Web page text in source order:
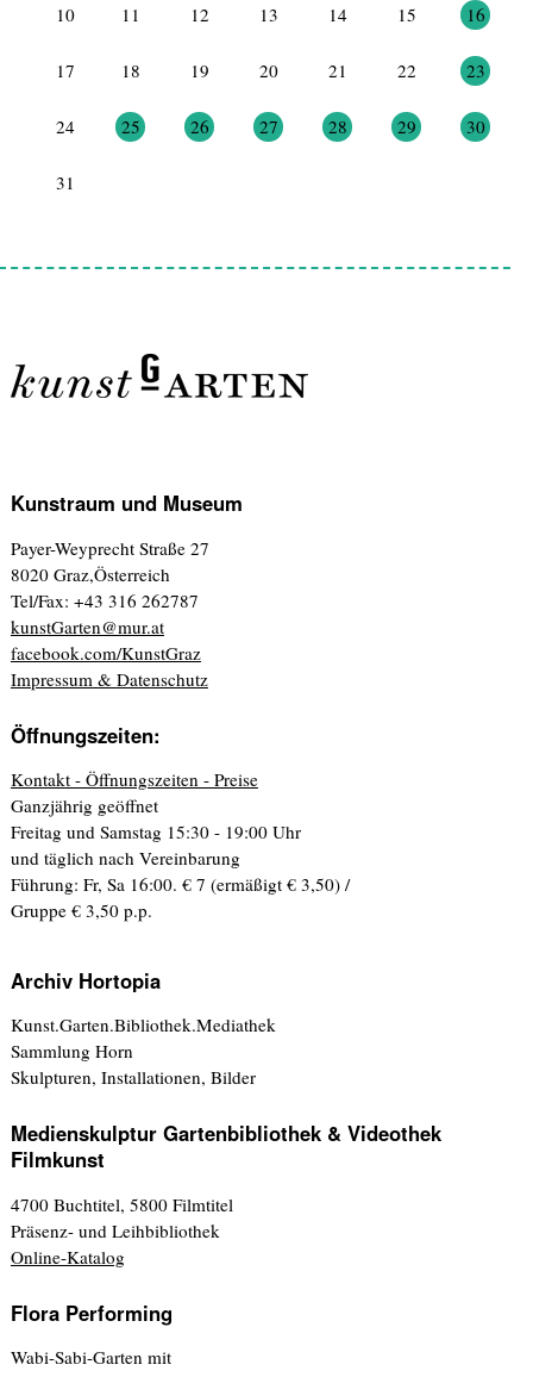
10 11 12 13 14 15 16
17 18 19 20 21 22 23
24 25 26 27 28 29 30
31
Kunstraum und Museum
Payer-Weyprecht Straße 27
8020 Graz,Österreich
Tel/Fax: +43 316 262787
kunstGarten@mur.at
facebook.com/KunstGraz
Impressum & Datenschutz
Öffnungszeiten:
Kontakt - Öffnungszeiten - Preise
Ganzjährig geöffnet
Freitag und Samstag 15:30 - 19:00 Uhr
und täglich nach Vereinbarung
Führung: Fr, Sa 16:00. € 7 (ermäßigt € 3,50) /
Gruppe € 3,50 p.p.
Archiv Hortopia
Kunst.Garten.Bibliothek.Mediathek
Sammlung Horn
Skulpturen, Installationen, Bilder
Medienskulptur Gartenbibliothek & Videothek
Filmkunst
4700 Buchtitel, 5800 Filmtitel
Präsenz- und Leihbibliothek
Online-Katalog
Flora Performing
Wabi-Sabi-Garten mit